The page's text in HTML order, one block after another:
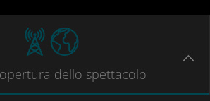
dello spettacolo